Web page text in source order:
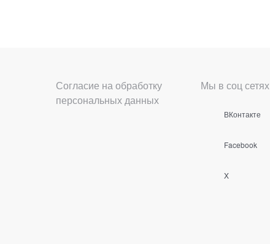
Согласие на обработку
персональных данных
Мы в соц сетях
ВКонтакте
Facebook
X